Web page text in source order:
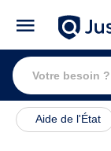
Aide de l'État